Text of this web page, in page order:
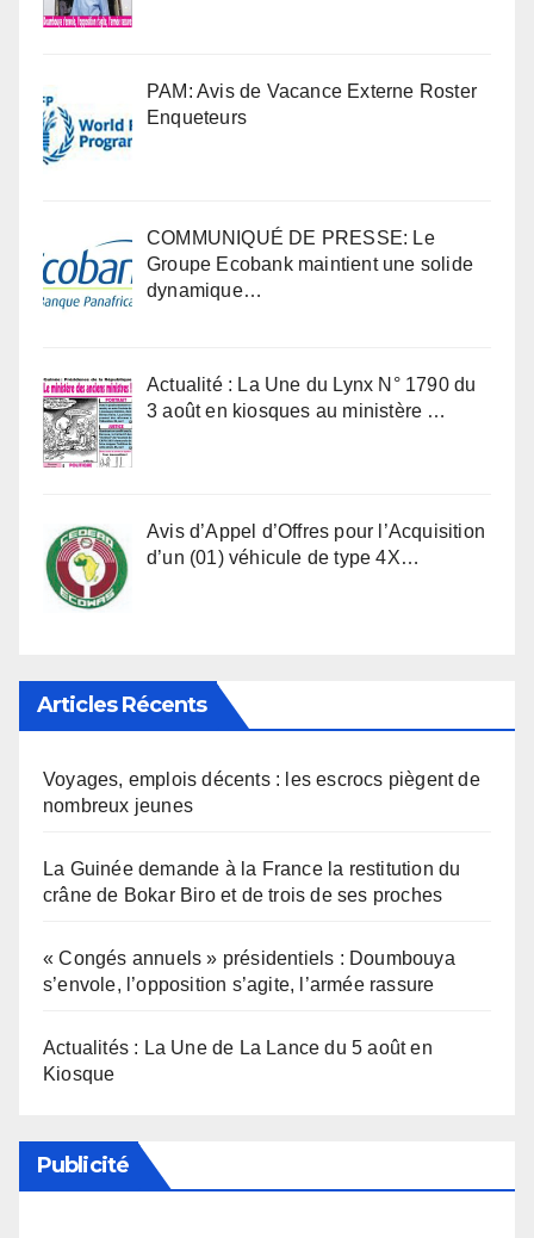
PAM: Avis de Vacance Externe Roster
Enqueteurs
COMMUNIQUÉ DE PRESSE: Le
Groupe Ecobank maintient une solide
dynamique…
Actualité : La Une du Lynx N° 1790 du
3 août en kiosques au ministère …
Avis d’Appel d’Offres pour l’Acquisition
d’un (01) véhicule de type 4X…
Articles Récents
Voyages, emplois décents : les escrocs piègent de
nombreux jeunes
La Guinée demande à la France la restitution du
crâne de Bokar Biro et de trois de ses proches
« Congés annuels » présidentiels : Doumbouya
s’envole, l’opposition s’agite, l’armée rassure
Actualités : La Une de La Lance du 5 août en
Kiosque
Publicité